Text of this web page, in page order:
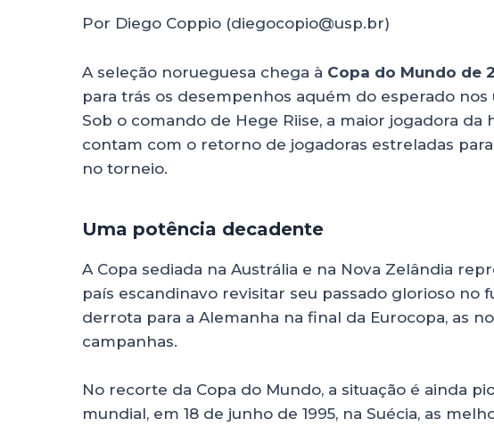
a
ts
A
p
p
c
e
b
o
o
k
e
dI
n
a
re
Por Diego Coppio (diegocopio@usp.br)
A seleção norueguesa chega à Copa do Mundo de
para trás os desempenhos aquém do esperado
Sob o comando de Hege Riise, a maior jogadora da
contam com o retorno de jogadoras estreladas
no torneio.
Uma potência decadente
A Copa sediada na Austrália e na Nova Zelândia
país escandinavo revisitar seu passado glorioso no
derrota para a Alemanha na final da Eurocopa, as
campanhas.
No recorte da Copa do Mundo, a situação é ainda
mundial, em 18 de junho de 1995, na Suécia, as